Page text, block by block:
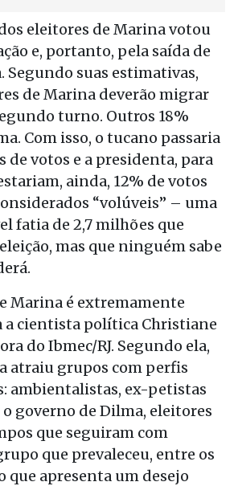
eleitores de Marina votou
e, portanto, pela saída de
Segundo suas estimativas,
de Marina deverão migrar
turno. Outros 18%
Com isso, o tucano passaria
de votos e a presidenta, para
ainda, 12% de votos
“volúveis” – uma
fatia de 2,7 milhões que
mas que ninguém sabe
Marina é extremamente
a cientista política Christiane
do Ibmec/RJ. Segundo ela,
atraiu grupos com perfis
ambientalistas, ex-petistas
governo de Dilma, eleitores
que seguiram com
que prevaleceu, entre os
que apresenta um desejo